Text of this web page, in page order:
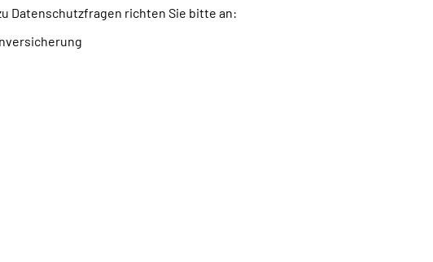
Datenschutzfragen richten Sie bitte an: